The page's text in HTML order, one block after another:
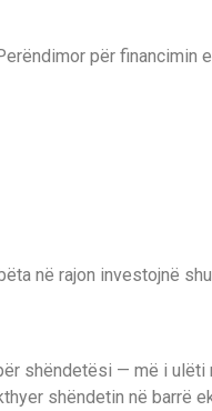
për financimin
në rajon investojnë
shëndetësi — më i ulëti
shëndetin në barrë